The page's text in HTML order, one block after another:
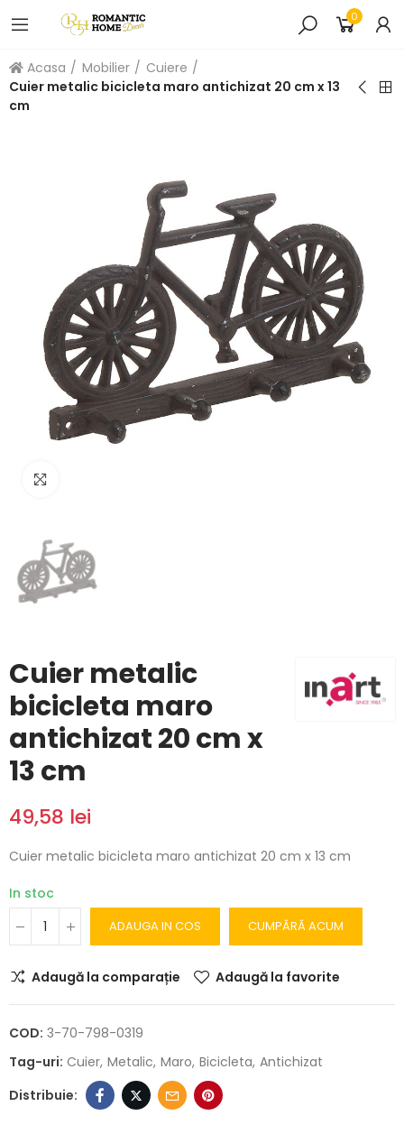
0
Acasa Mobilier
Cuiere
Cuier metalic bicicleta maro antichizat 20 cm x 13
cm
Cuier metalic
bicicleta maro
antichizat 20 cm x
13 cm
49,58 lei
Cuier metalic bicicleta maro antichizat 20 cm x 13 cm
In stoc
ADAUGA IN COS CUMPĂRĂ ACUM
Adaugă la comparație Adaugă la favorite
COD: 3-70-798-0319
Tag-uri: Cuier Metalic Maro Bicicleta Antichizat